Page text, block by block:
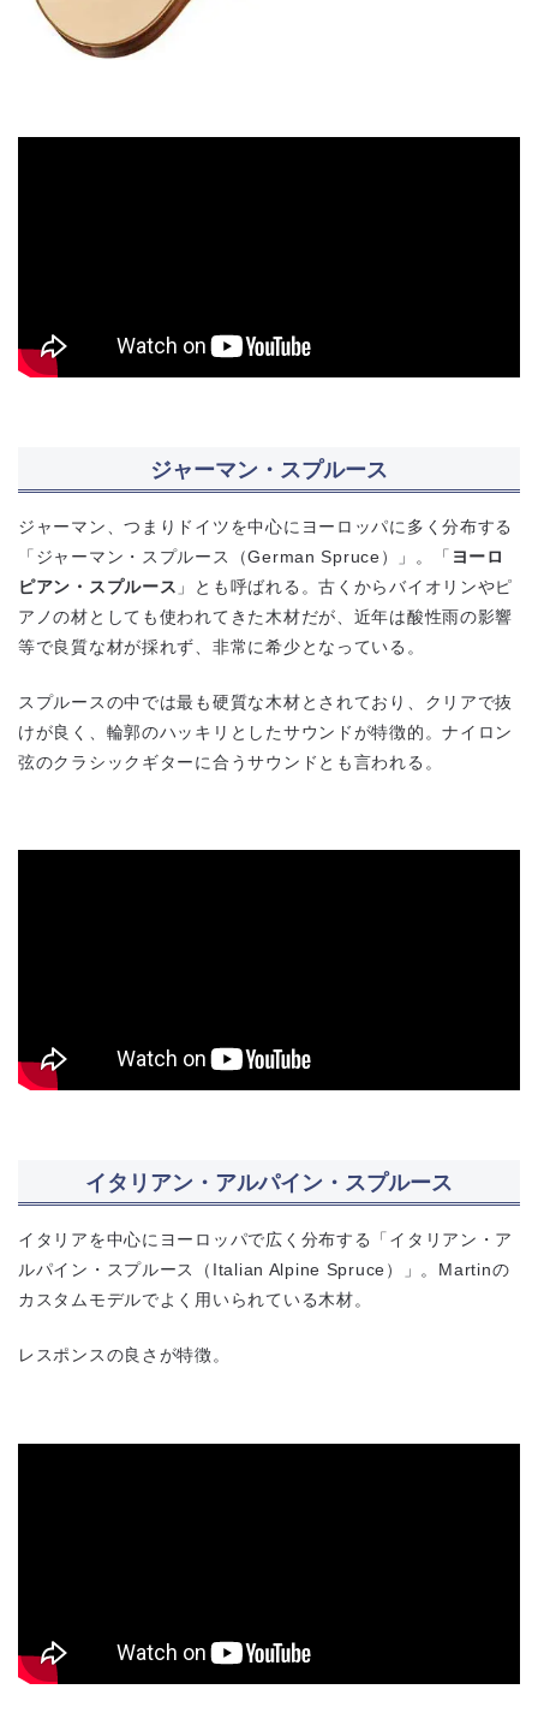
ジャーマン・スプルース
ジャーマン、つまりドイツを中心にヨーロッパに多く分布する
「ジャーマン・スプルース（German Spruce）」。「 ヨーロ
ピアン・スプルース 」とも呼ばれる。古くからバイオリンやピ
アノの材としても使われてきた木材だが、近年は酸性雨の影響
等で良質な材が採れず、非常に希少となっている。
スプルースの中では最も硬質な木材とされており、クリアで抜
けが良く、輪郭のハッキリとしたサウンドが特徴的。ナイロン
弦のクラシックギターに合うサウンドとも言われる。
イタリアン・アルパイン・スプルース
イタリアを中心にヨーロッパで広く分布する「イタリアン・ア
ルパイン・スプルース（Italian Alpine Spruce）」。Martinの
カスタムモデルでよく用いられている木材。
レスポンスの良さが特徴。